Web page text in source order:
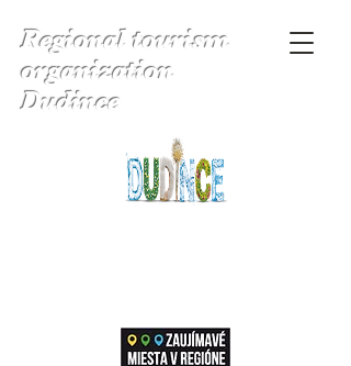
Regional tourism
organization
Dudince